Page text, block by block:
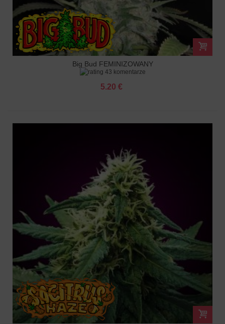
Big Bud FEMINIZOWANY
43 komentarze
5.20 €